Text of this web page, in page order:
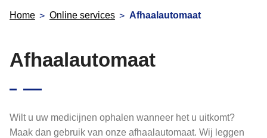
Home Online services Afhaalautomaat
Afhaalautomaat
Wilt u uw medicijnen ophalen wanneer het u uitkomt?
Maak dan gebruik van onze afhaalautomaat. Wij leggen